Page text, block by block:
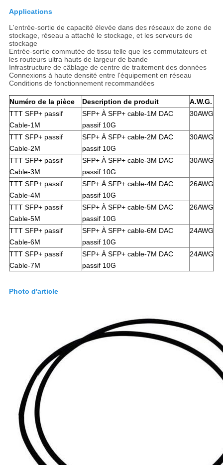
Applications
L'entrée-sortie de capacité élevée dans des réseaux de zone de
stockage, réseau a attaché le stockage, et les serveurs de
stockage
Entrée-sortie commutée de tissu telle que les commutateurs et
les routeurs ultra hauts de largeur de bande
Infrastructure de câblage de centre de traitement des données
Connexions à haute densité entre l'équipement en réseau
Conditions de fonctionnement recommandées
Numéro de la pièce Description de produit
A.W.G.
TTT SFP+ passif
Cable-1M
SFP+ À SFP+ cable-1M DAC
passif 10G
30AWG
TTT SFP+ passif
Cable-2M
SFP+ À SFP+ cable-2M DAC
passif 10G
30AWG
TTT SFP+ passif
Cable-3M
SFP+ À SFP+ cable-3M DAC
passif 10G
30AWG
TTT SFP+ passif
Cable-4M
SFP+ À SFP+ cable-4M DAC
passif 10G
26AWG
TTT SFP+ passif
Cable-5M
SFP+ À SFP+ cable-5M DAC
passif 10G
26AWG
TTT SFP+ passif
Cable-6M
SFP+ À SFP+ cable-6M DAC
passif 10G
24AWG
TTT SFP+ passif
Cable-7M
SFP+ À SFP+ cable-7M DAC
passif 10G
24AWG
Photo d'article